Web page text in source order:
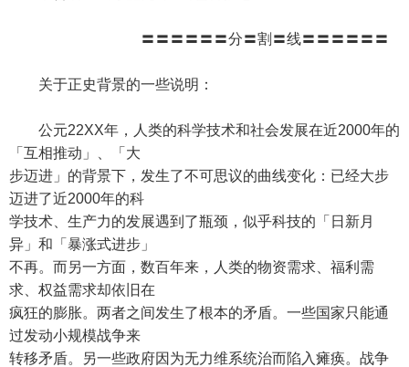
〓〓〓〓〓〓分〓割〓线〓〓〓〓〓〓
关于正史背景的一些说明：
公元22XX年，人类的科学技术和社会发展在近2000年的
「互相推动」、「大
步迈进」的背景下，发生了不可思议的曲线变化：已经大步
迈进了近2000年的科
学技术、生产力的发展遇到了瓶颈，似乎科技的「日新月
异」和「暴涨式进步」
不再。而另一方面，数百年来，人类的物资需求、福利需
求、权益需求却依旧在
疯狂的膨胀。两者之间发生了根本的矛盾。一些国家只能通
过发动小规模战争来
转移矛盾。另一些政府因为无力维系统治而陷入瘫痪。战争